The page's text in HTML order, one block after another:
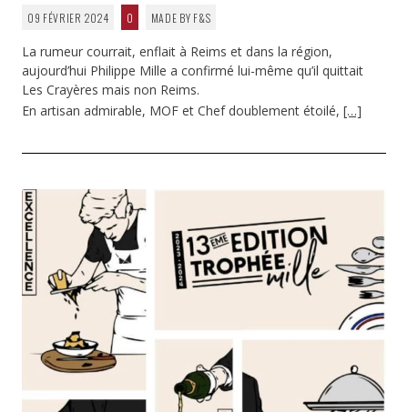
09 FÉVRIER 2024 0 MADE BY F&S
La rumeur courrait, enflait à Reims et dans la région,
aujourd’hui Philippe Mille a confirmé lui-même qu’il quittait
Les Crayères mais non Reims.
En artisan admirable, MOF et Chef doublement étoilé, […]